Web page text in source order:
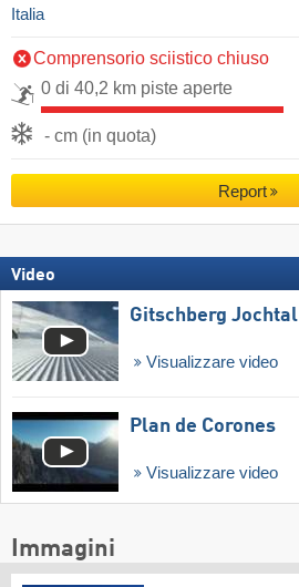
Italia
Comprensorio sciistico chiuso
0 di 40,2 km piste aperte
- cm (in quota)
Report
Video
Gitschberg Jochtal
Visualizzare video
Plan de Corones
Visualizzare video
Immagini